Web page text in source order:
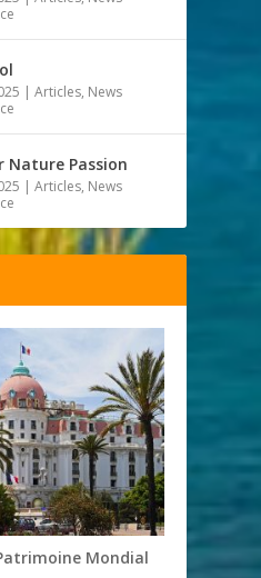
|Articles, News
Nature Passion
|Articles, News
Mondial